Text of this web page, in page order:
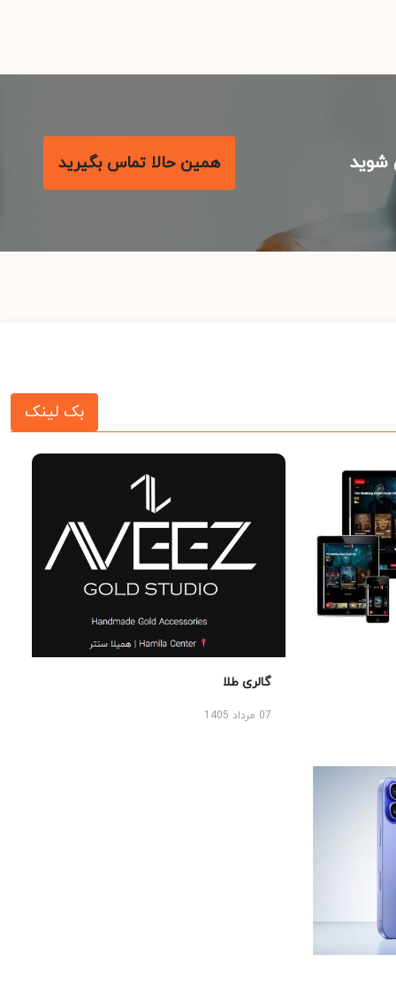
همین حالا تماس بگیرید
بک لینک
گالری طلا
07 مرداد 1405